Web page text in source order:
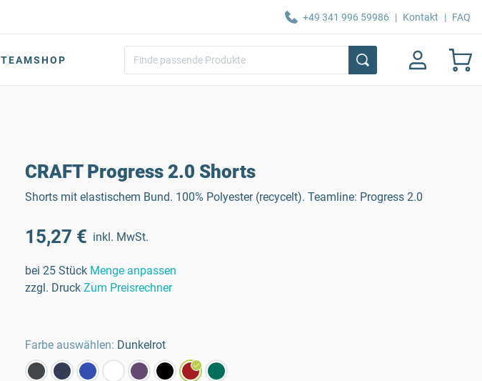
+49 341 996 59986 | Kontakt | FAQ
TEAMSHOP
CRAFT Progress 2.0 Shorts
Shorts mit elastischem Bund. 100% Polyester (recycelt). Teamline: Progress 2.0
15,27 € inkl. MwSt.
bei 25 Stück Menge anpassen
zzgl. Druck Zum Preisrechner
Farbe auswählen: Dunkelrot